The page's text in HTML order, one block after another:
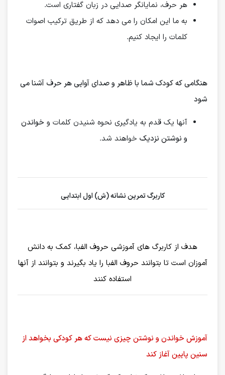
هر حرف، نمایانگر صدایی در زبان گفتاری است.
به ما این امکان را می دهد که از طریق ترکیب اصوات
کلمات را ایجاد کنیم.
هنگامی که کودک شما با ظاهر و صدای آوایی هر حرف آشنا می
شود
آنها یک قدم به یادگیری نحوه شنیدن کلمات و خواندن
و نوشتن نزدیک خواهند شد.
کاربرگ تمرین نشانه (ش) اول ابتدایی
هدف از کاربرگ های آموزشی حروف الفبا، کمک به دانش
آموزان است تا بتوانند حروف الفبا را یاد بگیرند و بتوانند از آنها
استفاده کنند
آموزش خواندن و نوشتن چیزی نیست که هر کودکی بخواهد از
سنین پایین آغاز کند